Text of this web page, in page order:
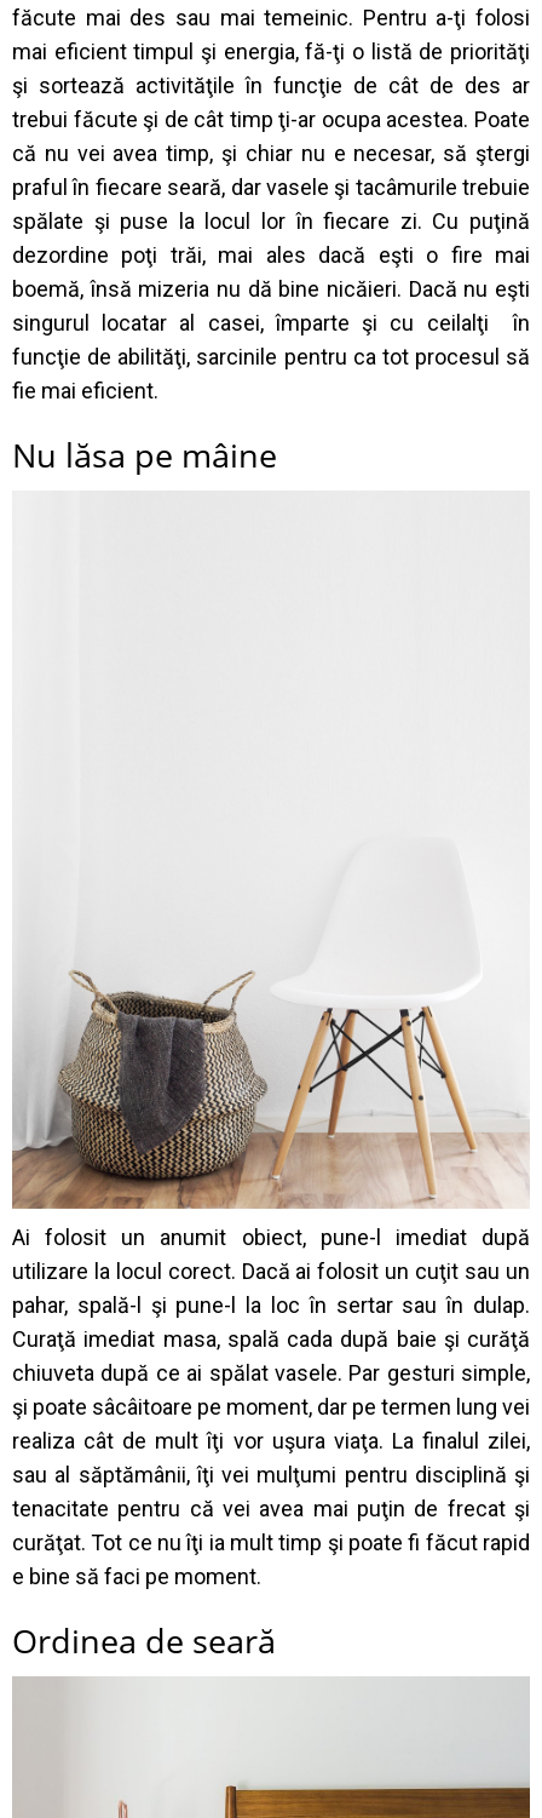
făcute mai des sau mai temeinic. Pentru a-ţi folosi
mai eficient timpul şi energia, fă-ţi o listă de priorităţi
şi sortează activităţile în funcţie de cât de des ar
trebui făcute şi de cât timp ţi-ar ocupa acestea. Poate
că nu vei avea timp, şi chiar nu e necesar, să ştergi
praful în fiecare seară, dar vasele şi tacâmurile trebuie
spălate şi puse la locul lor în fiecare zi. Cu puţină
dezordine poţi trăi, mai ales dacă eşti o fire mai
boemă, însă mizeria nu dă bine nicăieri. Dacă nu eşti
singurul locatar al casei, împarte şi cu ceilalţi în
funcţie de abilităţi, sarcinile pentru ca tot procesul să
fie mai eficient.
Nu lăsa pe mâine
Ai folosit un anumit obiect, pune-l imediat după
utilizare la locul corect. Dacă ai folosit un cuţit sau un
pahar, spală-l şi pune-l la loc în sertar sau în dulap.
Curaţă imediat masa, spală cada după baie şi curăţă
chiuveta după ce ai spălat vasele. Par gesturi simple,
şi poate sâcâitoare pe moment, dar pe termen lung vei
realiza cât de mult îţi vor uşura viaţa. La finalul zilei,
sau al săptămânii, îţi vei mulţumi pentru disciplină şi
tenacitate pentru că vei avea mai puţin de frecat şi
curăţat. Tot ce nu îţi ia mult timp şi poate fi făcut rapid
e bine să faci pe moment.
Ordinea de seară